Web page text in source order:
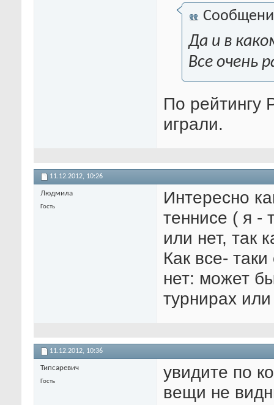
Да и в
Все очень
По рейтингу
играли.
11.12.2012, 10:26
Людмила
Гость
Интересно
теннисе ( я -
или нет, так
Как все-
нет: может
турнирах
11.12.2012, 10:36
Типсаревич
Гость
увидите по
вещи не